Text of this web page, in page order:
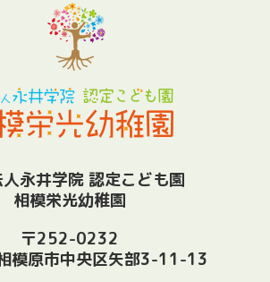
永井学院 認定こども園
相模栄光幼稚園
〒252-0232
模原市中央区矢部3-11-13